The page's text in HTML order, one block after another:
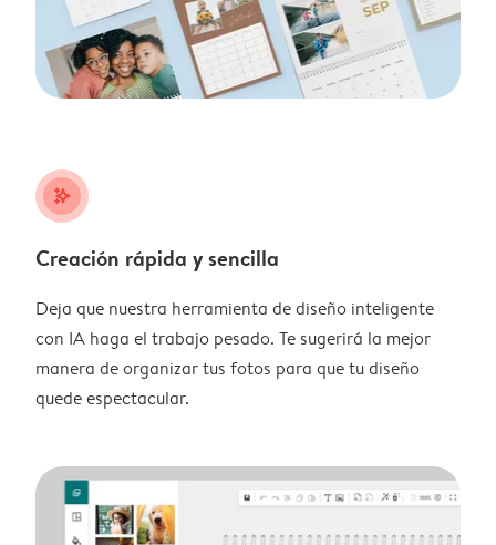
stars_plus
Creación rápida y sencilla
Deja que nuestra herramienta de diseño inteligente
con IA haga el trabajo pesado. Te sugerirá la mejor
manera de organizar tus fotos para que tu diseño
quede espectacular.